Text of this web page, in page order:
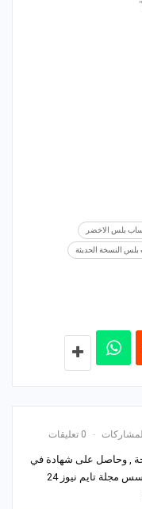
بلس الاخضر
النسخة الحديثة
0 تعليقات
, وحاصل على شهادة في
مجلة تايم نيوز 24